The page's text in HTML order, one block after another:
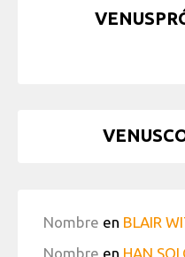
Nombre en BLAIR
Nombre en HAN